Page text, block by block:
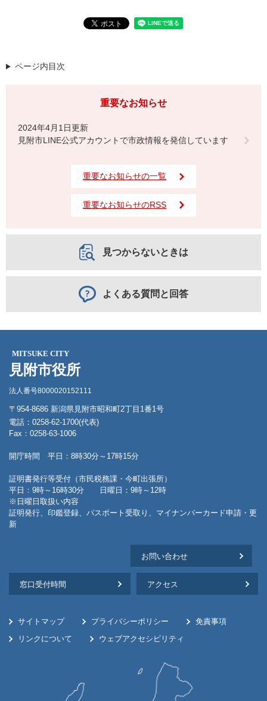
ページ内目次
重要なお知らせ
2024年4月1日更新
見附市LINE公式アカウントで市政情報を発信しています
重要なお知らせの一覧
重要なお知らせのRSS
見つからないときは
よくある質問と回答
MITSUKE CITY
見附市役所
法人番号8000020152111
〒954-8686 新潟県見附市昭和町2丁目1番1号
電話：0258-62-1700(代表)
Fax：0258-63-1006
開庁時間 平日：8時30分～17時15分
証明書発行等受付（市民税務課・今町出張所）
平日：9時～16時30分 日曜日：9時～12時
※日曜日取扱い内容
証明発行、印鑑登録、パスポート受取り、マイナンバーカード申請・更
新
お問い合わせ
窓口受付時間 アクセス
サイトマップ プライバシーポリシー
免責事項
リンクについて
ウェブアクセシビリティ